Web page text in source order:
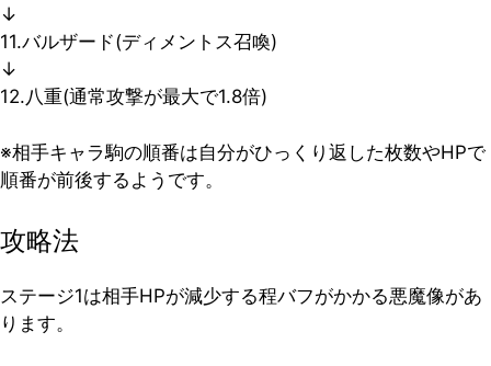
↓
11.バルザード(ディメントス召喚)
↓
12.八重(通常攻撃が最大で1.8倍)
※相手キャラ駒の順番は自分がひっくり返した枚数やHPで
順番が前後するようです。
攻略法
ステージ1は相手HPが減少する程バフがかかる悪魔像があ
ります。